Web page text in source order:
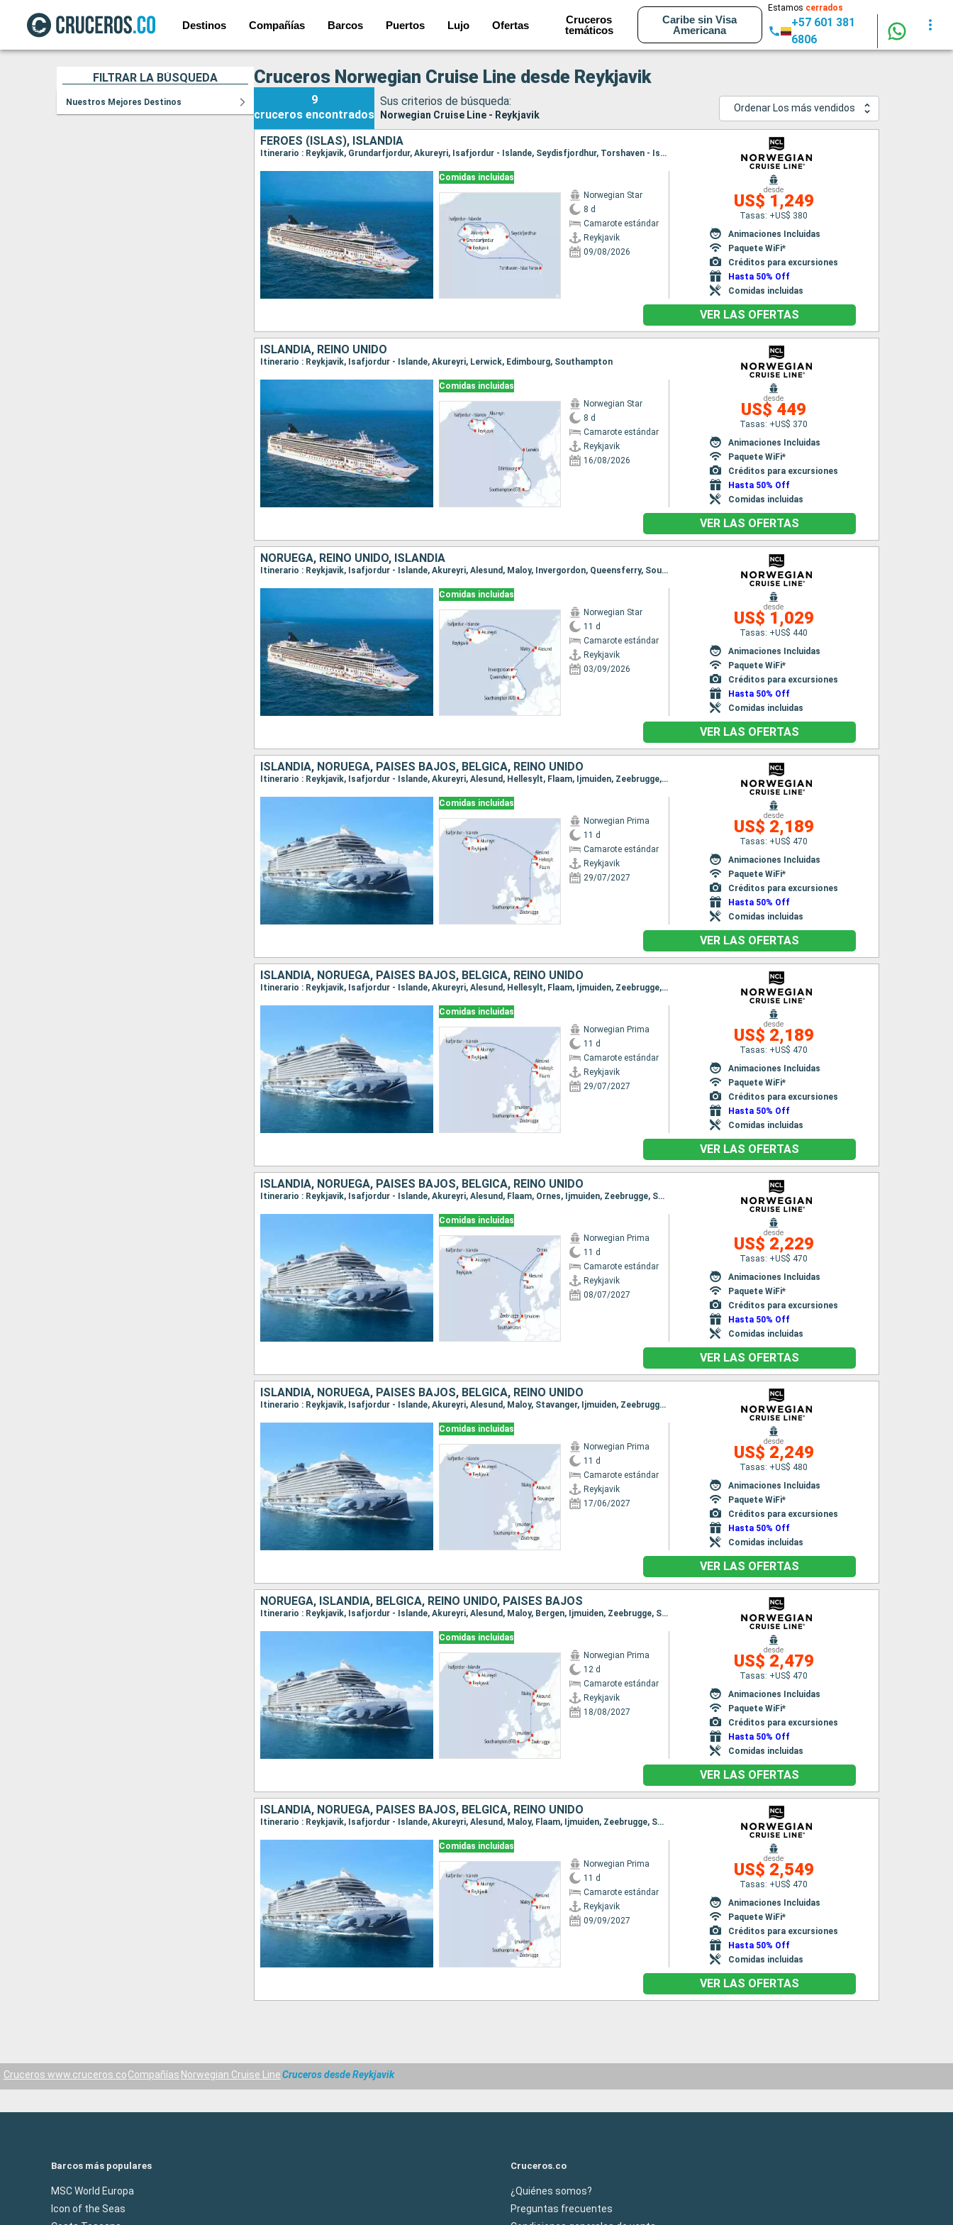
Destinos Compañías Barcos Puertos Lujo Ofertas
Cruceros
temáticos
Caribe sin Visa
Americana
Estamos cerrados
+57 601 381
6806
FILTRAR LA BÚSQUEDA
Nuestros Mejores Destinos
Cruceros Norwegian Cruise Line desde Reykjavik
9
cruceros encontrados
Sus criterios de búsqueda:
Norwegian Cruise Line - Reykjavik
Ordenar Los más vendidos
FÉROES (ISLAS), ISLANDIA
Itinerario : Reykjavik, Grundarfjordur, Akureyri, Isafjordur - Islande, Seydisfjordhur, Torshaven - Islas Feroe, Reykjavik
Comidas incluidas
Norwegian Star
8 d
Camarote estándar
Reykjavik
09/08/2026
desde
US$ 1,249
Tasas: +US$ 380
Animaciones Incluidas
Paquete WiFi*
Créditos para excursiones
Hasta 50% Off
Comidas incluidas
VER LAS OFERTAS
ISLANDIA, REINO UNIDO
Itinerario : Reykjavik, Isafjordur - Islande, Akureyri, Lerwick, Edimbourg, Southampton
Comidas incluidas
Norwegian Star
8 d
Camarote estándar
Reykjavik
16/08/2026
desde
US$ 449
Tasas: +US$ 370
Animaciones Incluidas
Paquete WiFi*
Créditos para excursiones
Hasta 50% Off
Comidas incluidas
VER LAS OFERTAS
NORUEGA, REINO UNIDO, ISLANDIA
Itinerario : Reykjavik, Isafjordur - Islande, Akureyri, Alesund, Maloy, Invergordon, Queensferry, Southampton
Comidas incluidas
Norwegian Star
11 d
Camarote estándar
Reykjavik
03/09/2026
desde
US$ 1,029
Tasas: +US$ 440
Animaciones Incluidas
Paquete WiFi*
Créditos para excursiones
Hasta 50% Off
Comidas incluidas
VER LAS OFERTAS
ISLANDIA, NORUEGA, PAISES BAJOS, BÉLGICA, REINO UNIDO
Itinerario : Reykjavik, Isafjordur - Islande, Akureyri, Alesund, Hellesylt, Flaam, Ijmuiden, Zeebrugge, Southampton
Comidas incluidas
Norwegian Prima
11 d
Camarote estándar
Reykjavik
29/07/2027
desde
US$ 2,189
Tasas: +US$ 470
Animaciones Incluidas
Paquete WiFi*
Créditos para excursiones
Hasta 50% Off
Comidas incluidas
VER LAS OFERTAS
ISLANDIA, NORUEGA, PAISES BAJOS, BÉLGICA, REINO UNIDO
Itinerario : Reykjavik, Isafjordur - Islande, Akureyri, Alesund, Hellesylt, Flaam, Ijmuiden, Zeebrugge, Southampton
Comidas incluidas
Norwegian Prima
11 d
Camarote estándar
Reykjavik
29/07/2027
desde
US$ 2,189
Tasas: +US$ 470
Animaciones Incluidas
Paquete WiFi*
Créditos para excursiones
Hasta 50% Off
Comidas incluidas
VER LAS OFERTAS
ISLANDIA, NORUEGA, PAISES BAJOS, BÉLGICA, REINO UNIDO
Itinerario : Reykjavik, Isafjordur - Islande, Akureyri, Alesund, Flaam, Ornes, Ijmuiden, Zeebrugge, Southampton
Comidas incluidas
Norwegian Prima
11 d
Camarote estándar
Reykjavik
08/07/2027
desde
US$ 2,229
Tasas: +US$ 470
Animaciones Incluidas
Paquete WiFi*
Créditos para excursiones
Hasta 50% Off
Comidas incluidas
VER LAS OFERTAS
ISLANDIA, NORUEGA, PAISES BAJOS, BÉLGICA, REINO UNIDO
Itinerario : Reykjavik, Isafjordur - Islande, Akureyri, Alesund, Maloy, Stavanger, Ijmuiden, Zeebrugge, Southampton
Comidas incluidas
Norwegian Prima
11 d
Camarote estándar
Reykjavik
17/06/2027
desde
US$ 2,249
Tasas: +US$ 480
Animaciones Incluidas
Paquete WiFi*
Créditos para excursiones
Hasta 50% Off
Comidas incluidas
VER LAS OFERTAS
NORUEGA, ISLANDIA, BÉLGICA, REINO UNIDO, PAISES BAJOS
Itinerario : Reykjavik, Isafjordur - Islande, Akureyri, Alesund, Maloy, Bergen, Ijmuiden, Zeebrugge, Southampton
Comidas incluidas
Norwegian Prima
12 d
Camarote estándar
Reykjavik
18/08/2027
desde
US$ 2,479
Tasas: +US$ 470
Animaciones Incluidas
Paquete WiFi*
Créditos para excursiones
Hasta 50% Off
Comidas incluidas
VER LAS OFERTAS
ISLANDIA, NORUEGA, PAISES BAJOS, BÉLGICA, REINO UNIDO
Itinerario : Reykjavik, Isafjordur - Islande, Akureyri, Alesund, Maloy, Flaam, Ijmuiden, Zeebrugge, Southampton
Comidas incluidas
Norwegian Prima
11 d
Camarote estándar
Reykjavik
09/09/2027
desde
US$ 2,549
Tasas: +US$ 470
Animaciones Incluidas
Paquete WiFi*
Créditos para excursiones
Hasta 50% Off
Comidas incluidas
VER LAS OFERTAS
Cruceros www.cruceros.coCompañías Norwegian Cruise LineCruceros desde Reykjavik
Barcos más populares
MSC World Europa
Icon of the Seas
Cruceros.co
¿Quiénes somos?
Preguntas frecuentes